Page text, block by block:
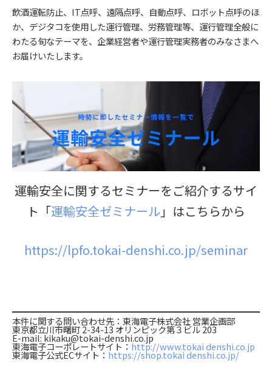
飲酒運転防止、IT点呼、遠隔点呼、自動点呼、ロボット点呼のほ
か、デジタコを使用した運行管理、労務管理等、運行管理全般に
わたる旬なテーマを、企業経営者や運行管理実務者のみなさまへ
お届けいたします。
運輸安全に関するセミナーをご紹介するサイ
ト「運輸安全ゼミナール」はこちらから
https://lpfo.tokai-denshi.co.jp/seminar
本件に関する問い合わせ先：東海電子株式会社 営業企画部
東京都立川市曙町 2-34-13 オリンピック第３ビル 203
E-mail: kikaku@tokai-denshi.co.jp
東海電子コーポレートサイト：http://www.tokai denshi.co.jp
東海電子公式ECサイト： https://shop.tokai denshi.co.jp/